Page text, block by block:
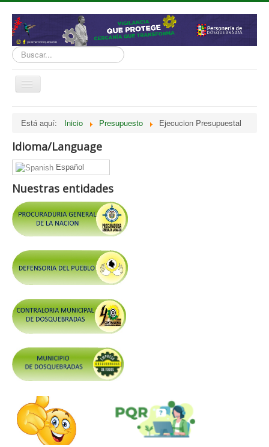
Buscar...
Cambiar
Presupuesto
Politicas, Planes, Proyectos
Tramites y Servicios
Contratación
Servicio Información
Control y Rendición de Cuentas
Grupos De Interés
Gestión Seguridad y Salud en el Trabajo
Correo
Conciliación y Daño Antijurídico
Veedurias
Código de Integridad
Gestión del Talento Humano
Está aquí: Inicio Presupuesto Ejecucion Presupuestal
Idioma/Language
Español
Nuestras entidades